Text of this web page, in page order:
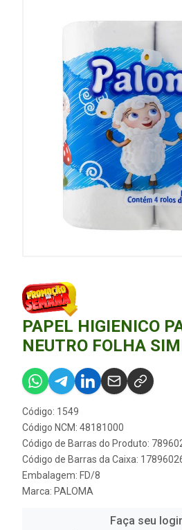
PAPEL HIGIENICO
NEUTRO FOLHA
Código: 1549
Código NCM: 48181000
Código de Barras do Produto:
Código de Barras da Caixa:
Embalagem: FD/8
Marca: PALOMA
Faça seu